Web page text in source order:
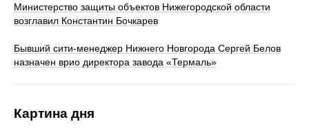
Министерство защиты объектов Нижегородской области
возглавил Константин Бочкарев
Бывший сити-менеджер Нижнего Новгорода Сергей Белов
назначен врио директора завода «Термаль»
Картина дня